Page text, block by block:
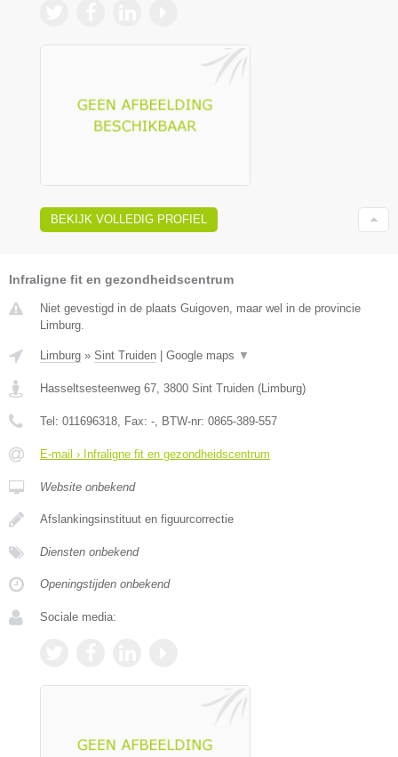
BEKIJK VOLLEDIG PROFIEL
Infraligne fit en gezondheidscentrum
Niet gevestigd in de plaats Guigoven, maar wel in de provincie
Limburg.
Limburg » Sint Truiden | Google maps ▼
Hasseltsesteenweg 67 3800 Sint Truiden (Limburg)
Tel: 011696318 , Fax: - , BTW-nr: 0865-389-557
E-mail › Infraligne fit en gezondheidscentrum
Website onbekend
Afslankingsinstituut en figuurcorrectie
Diensten onbekend
Openingstijden onbekend
Sociale media: